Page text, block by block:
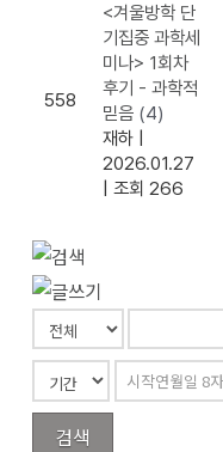
558
<겨울방학 단
기집중 과학세
미나> 1회차
후기 - 과학적
믿음 (4)
재하
2026.01.27
조회 266
검색